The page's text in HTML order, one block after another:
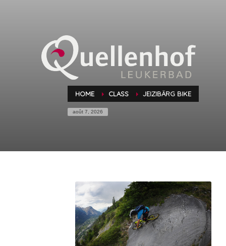
HOME CLASS JEIZIBÄRG BIKE
août 7, 2026